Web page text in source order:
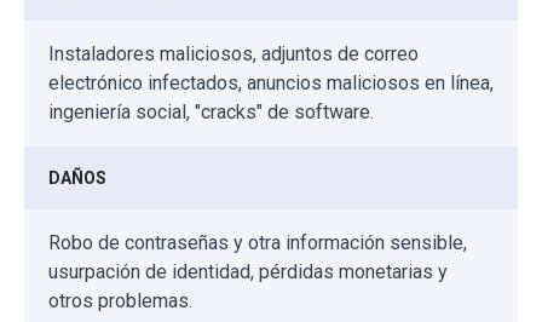
Instaladores maliciosos, adjuntos de correo
electrónico infectados, anuncios maliciosos en línea,
ingeniería social, "cracks" de software.
DAÑOS
Robo de contraseñas y otra información sensible,
usurpación de identidad, pérdidas monetarias y
otros problemas.